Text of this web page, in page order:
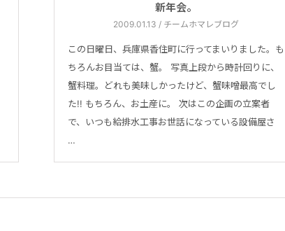
新年会。
2009.01.13 / チームホマレブログ
この日曜日、兵庫県香住町に行ってまいりました。も
ちろんお目当ては、蟹。 写真上段から時計回りに、
蟹料理。どれも美味しかったけど、蟹味噌最高でし
た!! もちろん、お土産に。 次はこの企画の立案者
で、いつも給排水工事お世話になっている設備屋さ
…